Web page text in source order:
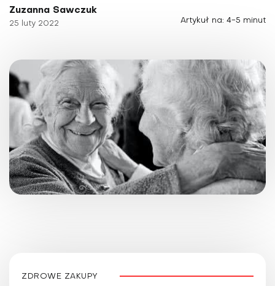
Zuzanna Sawczuk
25 luty 2022 Artykuł na: 4-5 minut
ZDROWE ZAKUPY